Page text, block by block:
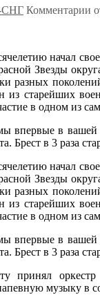
Комментарии к
начал
Звезды
разных
старейших
в одном из
в вашей
Брест в 3 раза
начал
Звезды
разных
старейших
в одном из
в вашей
Брест в 3 раза
принял
музыку в